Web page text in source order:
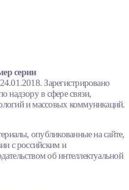
серии
Зарегистрировано
надзору в сфере связи,
и массовых коммуникаций.
опубликованные на сайте,
с российским и
об интеллектуальной